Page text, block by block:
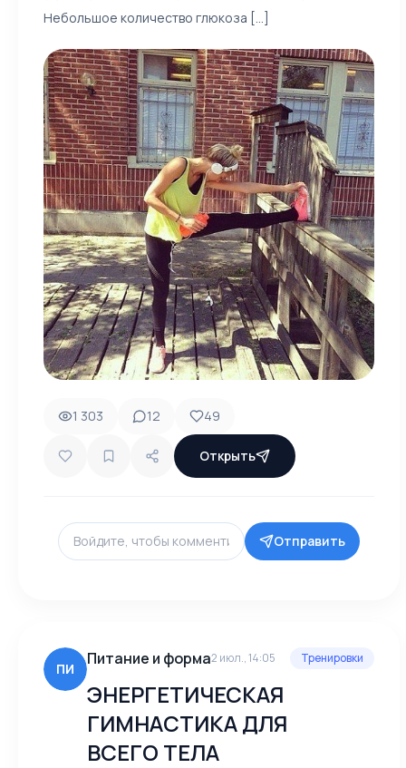
Небольшое количество глюкоза [...]
1 303 12 49
Открыть
Отправить
ПИ
Питание и форма2 июл., 14:05
ЭНЕРГЕТИЧЕСКАЯ
ГИМНАСТИКА ДЛЯ
ВСЕГО ТЕЛА
Тренировки